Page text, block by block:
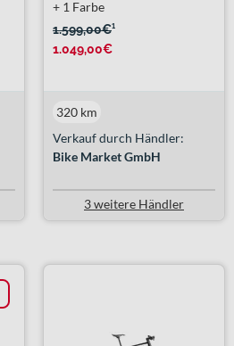
1.599,00€¹
1.049,00€
+ 1 Farbe
Verkauf durch Händler:
Bike Market GmbH
320 km
3 weitere Händler